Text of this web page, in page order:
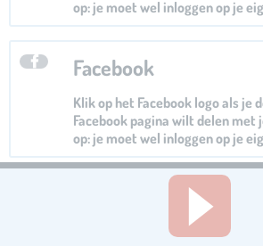
op: je moet wel inloggen op je
Facebook
Klik op het Facebook logo als je
Facebook pagina wilt delen met
op: je moet wel inloggen op je